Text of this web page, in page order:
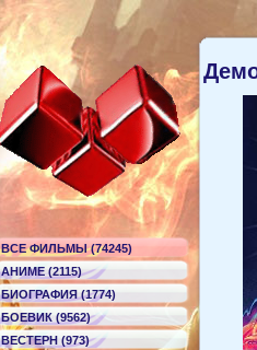
ВСЕ ФИЛЬМЫ (74245)
АНИМЕ (2115)
БИОГРАФИЯ (1774)
БОЕВИК (9562)
ВЕСТЕРН (973)